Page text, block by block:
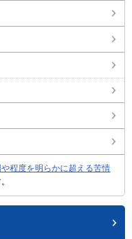
や程度を明らかに超える苦情